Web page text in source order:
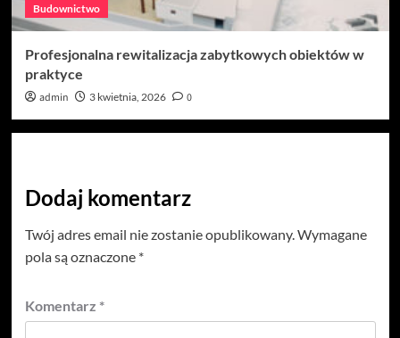
Budownictwo
Profesjonalna rewitalizacja zabytkowych obiektów w
praktyce
admin 3 kwietnia, 2026 0
Dodaj komentarz
Twój adres email nie zostanie opublikowany.Wymagane
pola są oznaczone *
Komentarz *